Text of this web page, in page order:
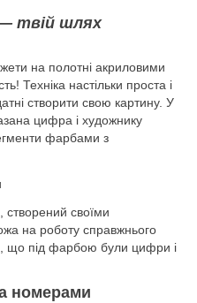
твій шлях
на полотні акриловими
Техніка настільки проста і
створити свою картину. У
цифра і художнику
фарбами з
створений своїми
на роботу справжнього
що під фарбою були цифри і
номерами